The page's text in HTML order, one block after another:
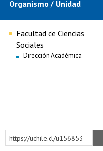
Organismo / Unidad
Facultad de Ciencias
Sociales
Dirección Académica
https://uchile.cl/u156853